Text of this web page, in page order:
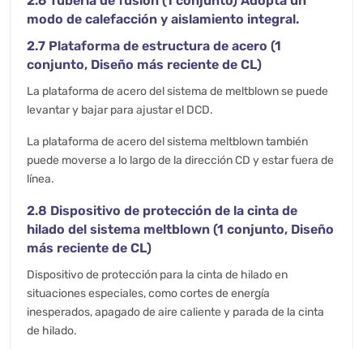
modo de calefacción y aislamiento integral.
2.7 Plataforma de estructura de acero (1
conjunto, Diseño más reciente de CL)
La plataforma de acero del sistema de meltblown se puede
levantar y bajar para ajustar el DCD.
La plataforma de acero del sistema meltblown también
puede moverse a lo largo de la dirección CD y estar fuera de
línea.
2.8 Dispositivo de protección de la cinta de
hilado del sistema meltblown (1 conjunto, Diseño
más reciente de CL)
Dispositivo de protección para la cinta de hilado en
situaciones especiales, como cortes de energía
inesperados, apagado de aire caliente y parada de la cinta
de hilado.